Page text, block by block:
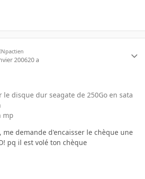
200620 a
disque dur seagate de 250Go en sata
mp
demande d'encaisser le chèque une
pq il est volé ton chèque